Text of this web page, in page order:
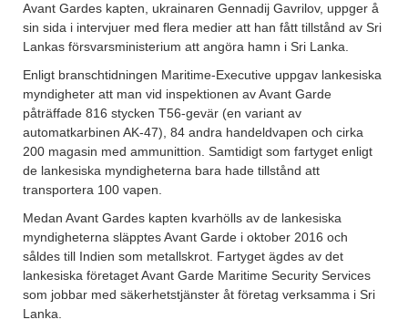
Avant Gardes kapten, ukrainaren Gennadij Gavrilov, uppger å
sin sida i intervjuer med flera medier att han fått tillstånd av Sri
Lankas försvarsministerium att angöra hamn i Sri Lanka.
Enligt branschtidningen Maritime-Executive uppgav lankesiska
myndigheter att man vid inspektionen av Avant Garde
påträffade 816 stycken T56-gevär (en variant av
automatkarbinen AK-47), 84 andra handeldvapen och cirka
200 magasin med ammunittion. Samtidigt som fartyget enligt
de lankesiska myndigheterna bara hade tillstånd att
transportera 100 vapen.
Medan Avant Gardes kapten kvarhölls av de lankesiska
myndigheterna släpptes Avant Garde i oktober 2016 och
såldes till Indien som metallskrot. Fartyget ägdes av det
lankesiska företaget Avant Garde Maritime Security Services
som jobbar med säkerhetstjänster åt företag verksamma i Sri
Lanka.